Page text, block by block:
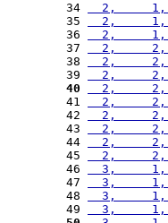
34
2,
35
2,
36
2,
37
2,
38
2,
39
2,
40
2,
41
2,
42
2,
43
2,
44
2,
45
2,
46
3,
47
3,
48
3,
49
3,